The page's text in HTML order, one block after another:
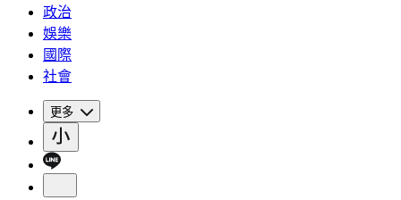
政治
娛樂
國際
社會
更多